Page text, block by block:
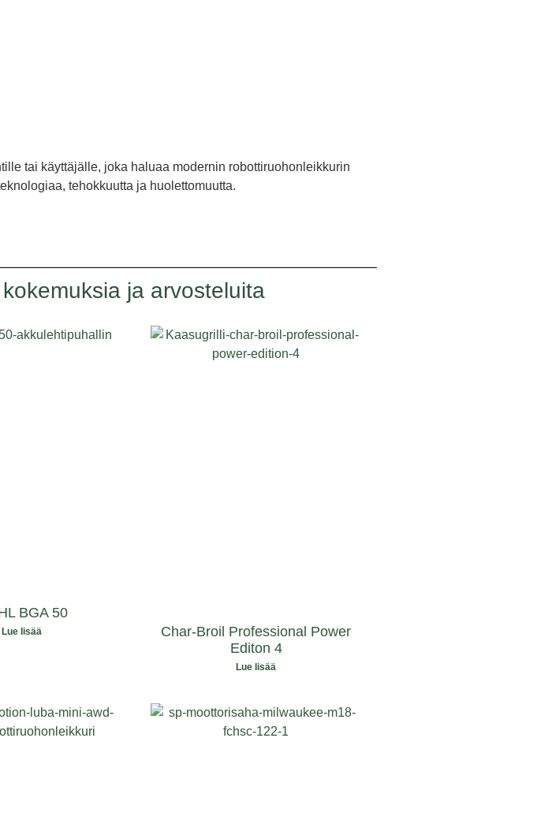
tai käyttäjälle, joka haluaa modernin robottiruohonleikkurin
tehokkuutta ja huolettomuutta.
ja arvosteluita
BGA 50
Lue lisää
Char-Broil Professional Power
Editon 4
Lue lisää